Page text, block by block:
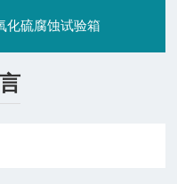
化硫腐蚀试验箱